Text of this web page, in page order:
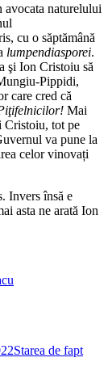
naturelului
cu o săptămână
lumpendiasporei.
şi Ion Cristoiu să
Pippidi,
care cred că
Mai
Cristoiu, tot pe
va pune la
celor vinovați
Invers însă e
asta ne arată Ion
Starea de fapt